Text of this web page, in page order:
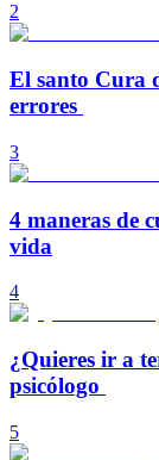
2
El santo Cura
errores
3
4 maneras de
vida
4
¿Quieres ir a
psicólogo
5